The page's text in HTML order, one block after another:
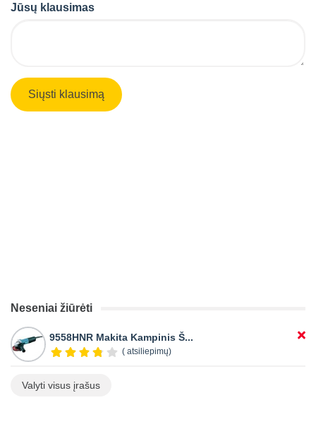
Jūsų klausimas
Neseniai žiūrėti
9558HNR Makita Kampinis Š...
( atsiliepimų)
Valyti visus įrašus